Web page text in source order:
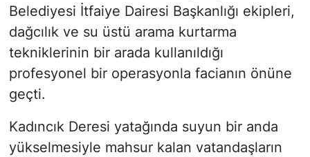
Belediyesi İtfaiye Dairesi Başkanlığı ekipleri,
dağcılık ve su üstü arama kurtarma
tekniklerinin bir arada kullanıldığı
profesyonel bir operasyonla facianın önüne
geçti.
Kadıncık Deresi yatağında suyun bir anda
yükselmesiyle mahsur kalan vatandaşların